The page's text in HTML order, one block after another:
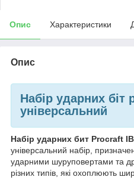
Опис Характеристики
Опис
Набір ударних біт
універсальний
Набір ударних бит Procraft
універсальний набір,
ударними шуруповертами та
різних типів, які охоплюють